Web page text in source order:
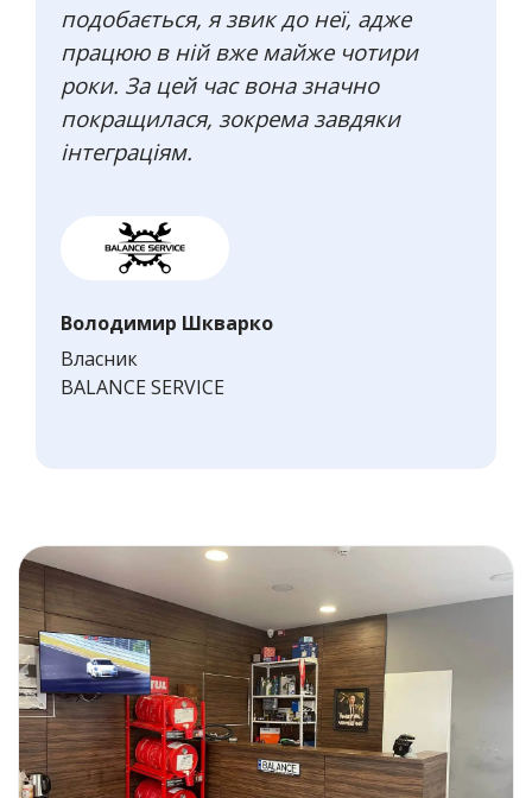
подобається, я звик до неї, адже
працюю в ній вже майже чотири
роки. За цей час вона значно
покращилася, зокрема завдяки
інтеграціям.
Володимир Шкварко
Власник
BALANCE SERVICE